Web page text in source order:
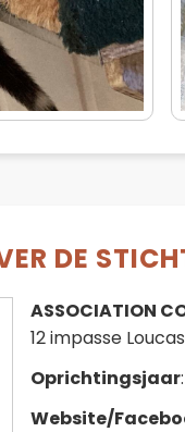
DE
ASSOCIATION
12 impasse
Oprichtingsjaar
Website/